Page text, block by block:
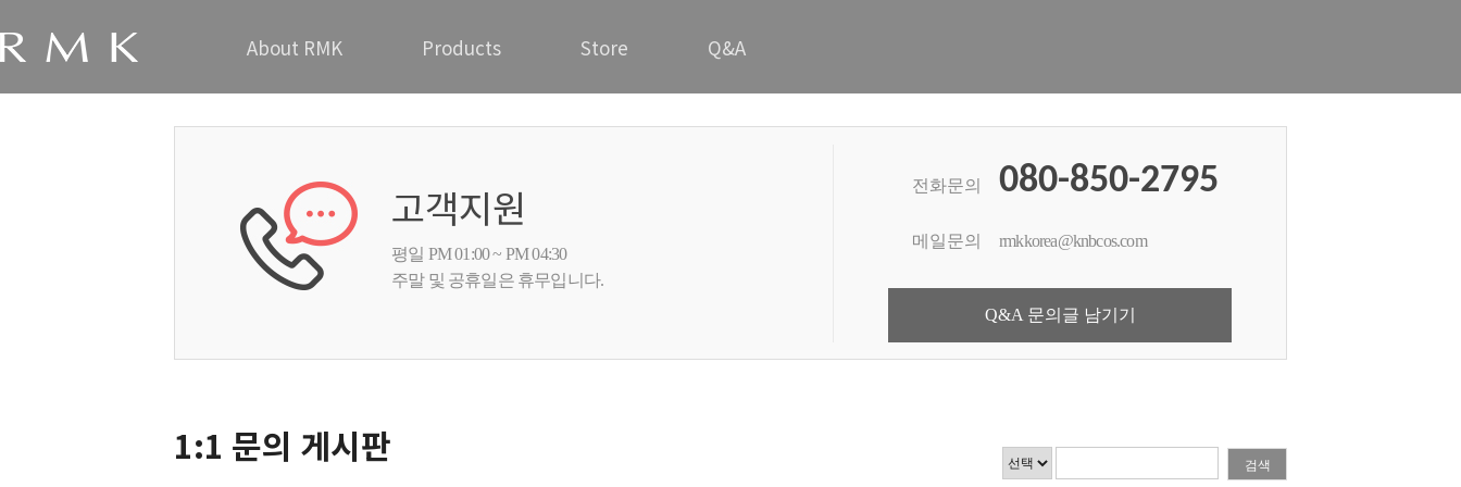
About RMK Products Store Q&A
고객지원
평일 PM 01:00 ~ PM 04:30
주말 및 공휴일은 휴무입니다.
전화문의 080-850-2795
메일문의 rmkkorea@knbcos.com
Q&A 문의글 남기기
1:1 문의 게시판